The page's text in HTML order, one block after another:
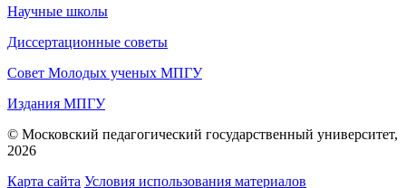
Научные школы
Диссертационные советы
Совет Молодых ученых МПГУ
Издания МПГУ
© Московский педагогический государственный университет,
2026
Карта сайта Условия использования материалов